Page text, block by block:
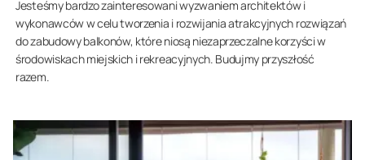
Jesteśmy bardzo zainteresowani wyzwaniem architektów i
wykonawców w celu tworzenia i rozwijania atrakcyjnych rozwiązań
do zabudowy balkonów, które niosą niezaprzeczalne korzyści w
środowiskach miejskich i rekreacyjnych. Budujmy przyszłość
razem.